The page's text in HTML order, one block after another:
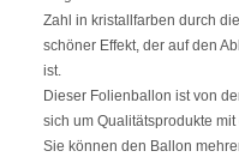
Zahl in kristallfarben durch
schöner Effekt, der auf den
ist.
Dieser Folienballon ist von
sich um Qualitätsprodukte
Sie können den Ballon